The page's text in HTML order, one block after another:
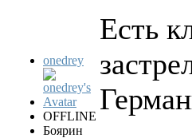
onedrey
OFFLINE
Боярин
Есть